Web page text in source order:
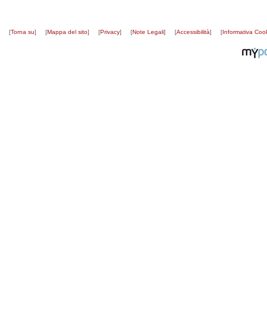
[Torna su] [Mappa del sito] [Privacy] [Note Legali] [Accessibilità] [Informativa